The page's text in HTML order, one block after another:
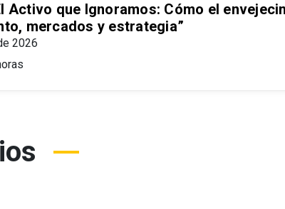
Activo que Ignoramos: Cómo el
mercados y estrategia”
2026